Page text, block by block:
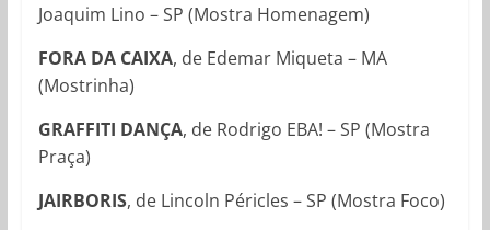
Joaquim Lino – SP (Mostra Homenagem)
FORA DA CAIXA, de Edemar Miqueta – MA
(Mostrinha)
GRAFFITI DANÇA, de Rodrigo EBA! – SP (Mostra
Praça)
JAIRBORIS, de Lincoln Péricles – SP (Mostra Foco)